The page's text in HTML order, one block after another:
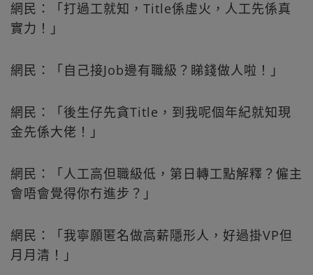
網民：「打過工就知，Title係虛火，人工先係真
實力！」
網民：「自己接Job邊有職級？睇錢做人啦！」
網民：「後生仔先貪Title，到我呢個年紀就知現
金先係大佬！」
網民：「人工高但職級低，第日轉工點解釋？僱主
會唔會覺得你冇進步？」
網民：「我寧願匿名做高薪隱形人，好過掛VP但
月月清！」